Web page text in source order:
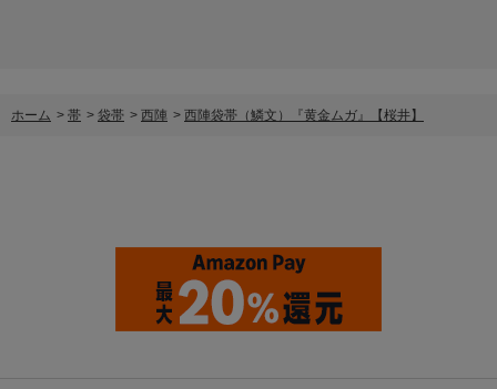
ホーム > 帯 > 袋帯 > 西陣 > 西陣袋帯（鱗文）『黄金ムガ』【桜井】